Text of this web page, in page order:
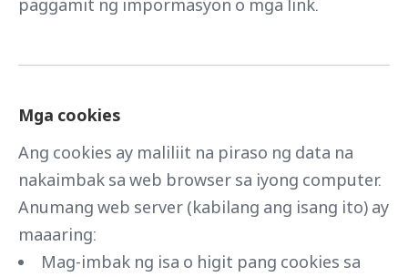
paggamit ng impormasyon o mga link.
Mga cookies
Ang cookies ay maliliit na piraso ng data na
nakaimbak sa web browser sa iyong computer.
Anumang web server (kabilang ang isang ito) ay
maaaring:
Mag-imbak ng isa o higit pang cookies sa